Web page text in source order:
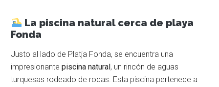
La piscina natural cerca de playa
Fonda
Justo al lado de Platja Fonda, se encuentra una
impresionantepiscina natural , un rincón de aguas
turquesas rodeado de rocas. Esta piscina pertenece a